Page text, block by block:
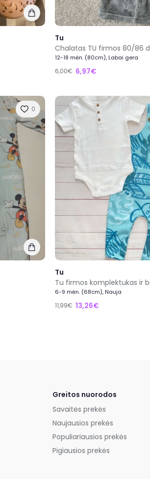
Tu
Chalatas TU firmos 80/86
12-18 mėn. (80cm), Labai gera
6,00€ 6,97€
0
Tu
Tu firmos komplektukas ir
6-9 mėn. (68cm), Nauja
11,99€ 13,26€
Greitos nuorodos
Savaitės prekės
Naujausios prekės
Populiariausios prekės
Pigiausios prekės